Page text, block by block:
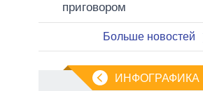
приговором
Больше новостей
ИНФОГРАФИКА